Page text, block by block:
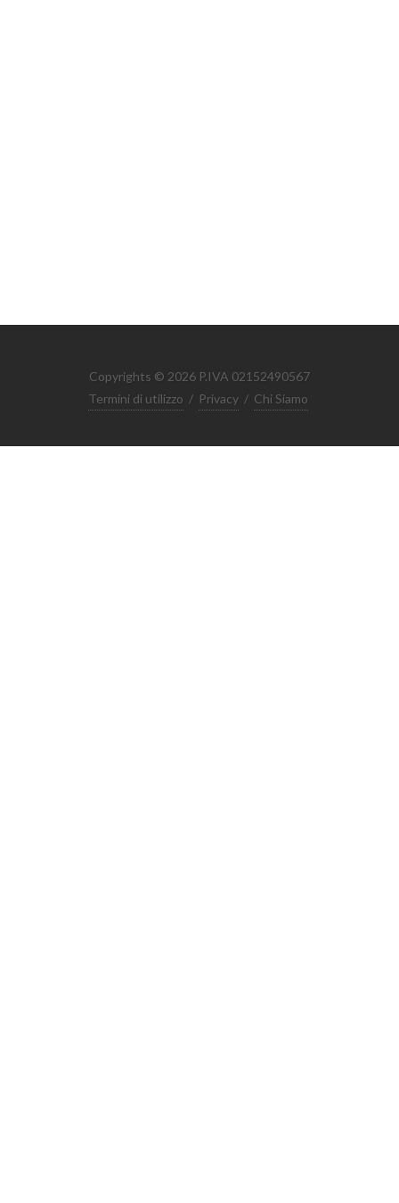
Copyrights © 2026 P.IVA 02152490567
Termini di utilizzo / Privacy / Chi Siamo